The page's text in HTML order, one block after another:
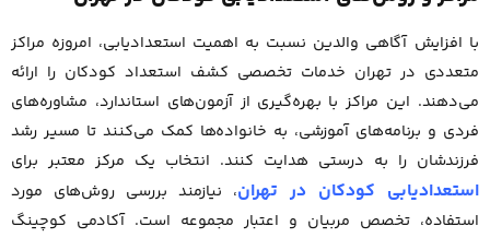
با افزایش آگاهی والدین نسبت به اهمیت استعدادیابی، امروزه مراکز
متعددی در تهران خدمات تخصصی کشف استعداد کودکان را ارائه
می‌دهند. این مراکز با بهره‌گیری از آزمون‌های استاندارد، مشاوره‌های
فردی و برنامه‌های آموزشی، به خانواده‌ها کمک می‌کنند تا مسیر رشد
فرزندشان را به درستی هدایت کنند. انتخاب یک مرکز معتبر برای
استعدادیابی کودکان در تهران، نیازمند بررسی روش‌های مورد
استفاده، تخصص مربیان و اعتبار مجموعه است. آکادمی کوچینگ